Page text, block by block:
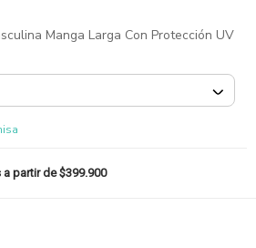
Manga Larga Con Protección UV
partir de $399.900